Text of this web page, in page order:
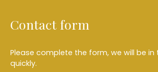
Contact form
Please complete the form, we will be in
quickly.